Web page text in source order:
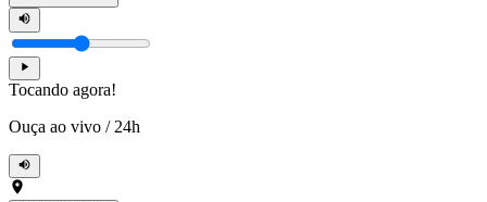
Tocando agora!
Ouça ao vivo / 24h